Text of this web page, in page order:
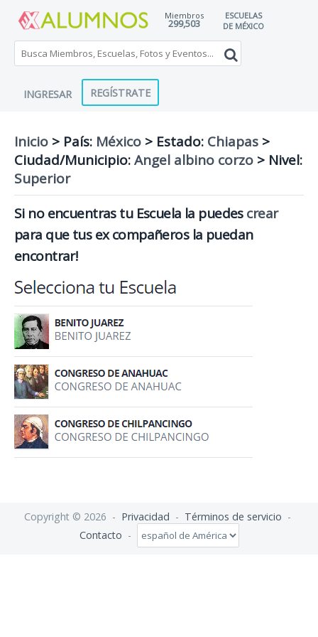
Miembros
299,503
ESCUELAS
DE MÉXICO
INGRESAR REGÍSTRATE
Inicio > País: México > Estado: Chiapas >
Ciudad/Municipio:Angel albino corzo > Nivel:
Superior
Si no encuentras tu Escuela la puedescrear
para que tus ex compañeros la puedan
encontrar!
Copyright © 2026 - Privacidad - Términos de servicio -
Contacto -